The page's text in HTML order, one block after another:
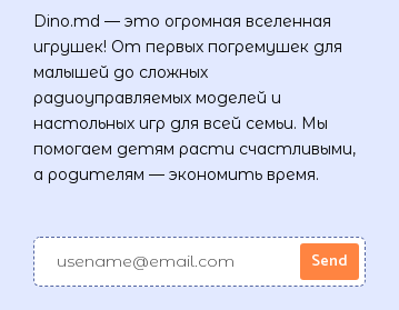
Dino.md — это огромная вселенная
игрушек! От первых погремушек для
малышей до сложных
радиоуправляемых моделей и
настольных игр для всей семьи. Мы
помогаем детям расти счастливыми,
а родителям — экономить время.